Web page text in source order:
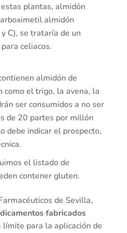
plantas, almidón
almidón
C), se trataría de un
celiacos.
almidón de
como el trigo, la avena, la
ser consumidos a no ser
de 20 partes por millón
debe indicar el prospecto,
el listado de
contener gluten.
de Sevilla,
fabricados
límite para la aplicación de